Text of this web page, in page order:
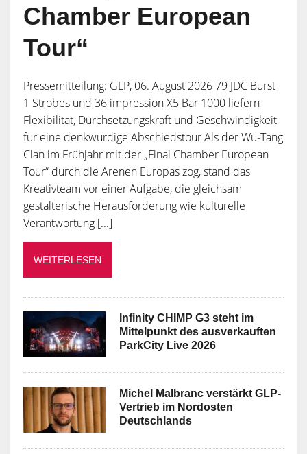
Chamber European
Tour“
Pressemitteilung: GLP, 06. August 2026 79 JDC Burst
1 Strobes und 36 impression X5 Bar 1000 liefern
Flexibilität, Durchsetzungskraft und Geschwindigkeit
für eine denkwürdige Abschiedstour Als der Wu-Tang
Clan im Frühjahr mit der „Final Chamber European
Tour“ durch die Arenen Europas zog, stand das
Kreativteam vor einer Aufgabe, die gleichsam
gestalterische Herausforderung wie kulturelle
Verantwortung [...]
WEITERLESEN
Infinity CHIMP G3 steht im
Mittelpunkt des ausverkauften
ParkCity Live 2026
Michel Malbranc verstärkt GLP-
Vertrieb im Nordosten
Deutschlands